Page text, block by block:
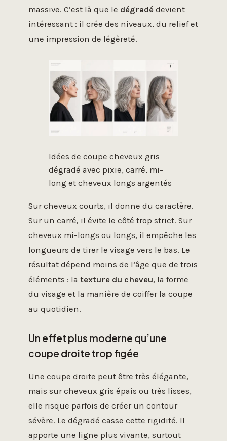
massive. C’est là que le dégradé devient
intéressant : il crée des niveaux, du relief et
une impression de légèreté.
Idées de coupe cheveux gris
dégradé avec pixie, carré, mi-
long et cheveux longs argentés
Sur cheveux courts, il donne du caractère.
Sur un carré, il évite le côté trop strict. Sur
cheveux mi-longs ou longs, il empêche les
longueurs de tirer le visage vers le bas. Le
résultat dépend moins de l’âge que de trois
éléments : la texture du cheveu, la forme
du visage et la manière de coiffer la coupe
au quotidien.
Un effet plus moderne qu’une
coupe droite trop figée
Une coupe droite peut être très élégante,
mais sur cheveux gris épais ou très lisses,
elle risque parfois de créer un contour
sévère. Le dégradé casse cette rigidité. Il
apporte une ligne plus vivante, surtout